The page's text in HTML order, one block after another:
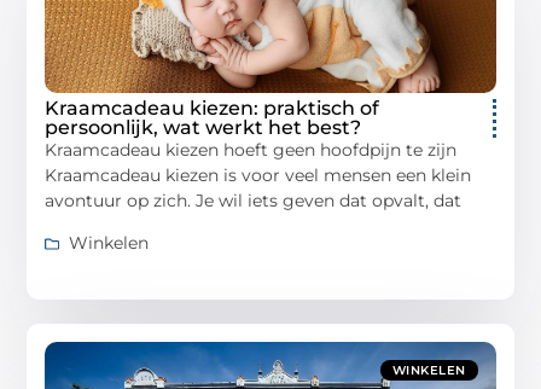
Kraamcadeau kiezen: praktisch of
persoonlijk, wat werkt het best?
Kraamcadeau kiezen hoeft geen hoofdpijn te zijn
Kraamcadeau kiezen is voor veel mensen een klein
avontuur op zich. Je wil iets geven dat opvalt, dat
Winkelen
WINKELEN